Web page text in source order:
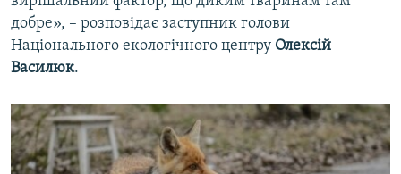
добре», – розповідає заступник голови
Національного екологічного центру Олексій
Василюк.